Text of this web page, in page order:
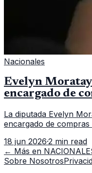
Nacionales
Evelyn
encargado de
La diputada Evelyn
encargado de
capacitación en la
18 jun 2026·2 min read
← Más en
Sobre Nosotros